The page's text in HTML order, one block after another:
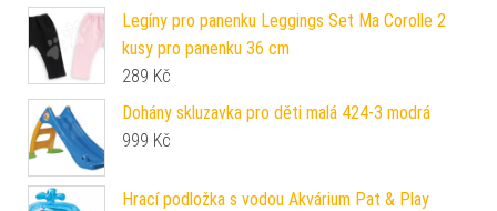
Legíny pro panenku Leggings Set Ma Corolle 2
kusy pro panenku 36 cm
289 Kč
Dohány skluzavka pro děti malá 424-3 modrá
999 Kč
Hrací podložka s vodou Akvárium Pat & Play